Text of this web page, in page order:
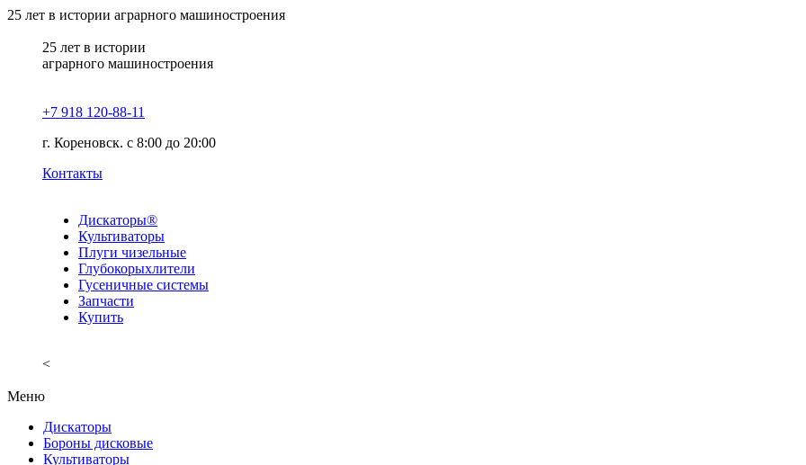
25 лет в истории аграрного машиностроения
25 лет в истории
аграрного машиностроения
+7 918 120-88-11
г. Кореновск. c 8:00 до 20:00
Контакты
Дискаторы®
Культиваторы
Плуги чизельные
Глубокорыхлители
Гусеничные системы
Запчасти
Купить
<
Меню
Дискаторы
Бороны дисковые
Культиваторы